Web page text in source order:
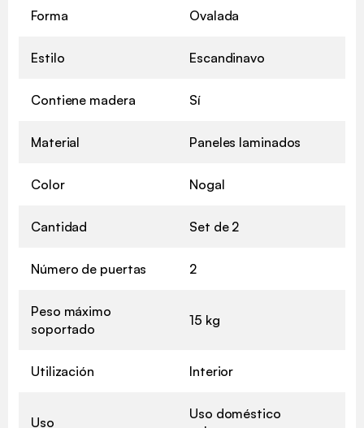
Forma Ovalada
Estilo Escandinavo
Contiene madera Sí
Material Paneles laminados
Color Nogal
Cantidad Set de 2
Número de puertas 2
Peso máximo
soportado
15 kg
Utilización Interior
Uso
Uso doméstico